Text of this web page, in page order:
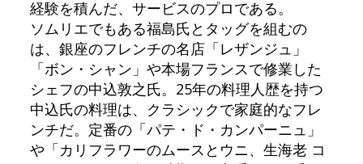
経験を積んだ、サービスのプロである。
ソムリエでもある福島氏とタッグを組むの
は、銀座のフレンチの名店「レザンジュ」
「ボン・シャン」や本場フランスで修業した
シェフの中込敦之氏。25年の料理人歴を持つ
中込氏の料理は、クラシックで家庭的なフレ
ンチだ。定番の「パテ・ド・カンパーニュ」
や「カリフラワーのムースとウニ、生海老 コ